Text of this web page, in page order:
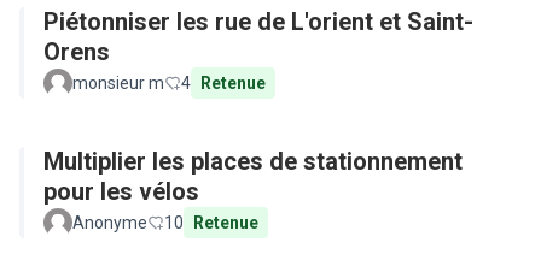
Piétonniser les rue de L'orient et Saint-
Orens
monsieur m 4 Retenue
Multiplier les places de stationnement
pour les vélos
Anonyme 10 Retenue